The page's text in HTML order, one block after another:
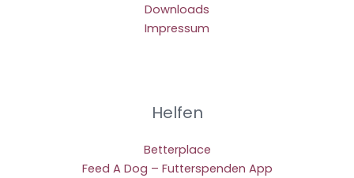
Downloads
Impressum
Helfen
Betterplace
Feed A Dog – Futterspenden App